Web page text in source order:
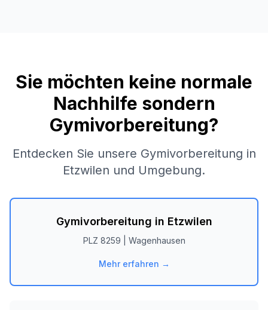
Sie möchten keine normale
Nachhilfe sondern
Gymivorbereitung?
Entdecken Sie unsere Gymivorbereitung in
Etzwilen und Umgebung.
Gymivorbereitung in Etzwilen
PLZ 8259 Wagenhausen
Mehr erfahren →